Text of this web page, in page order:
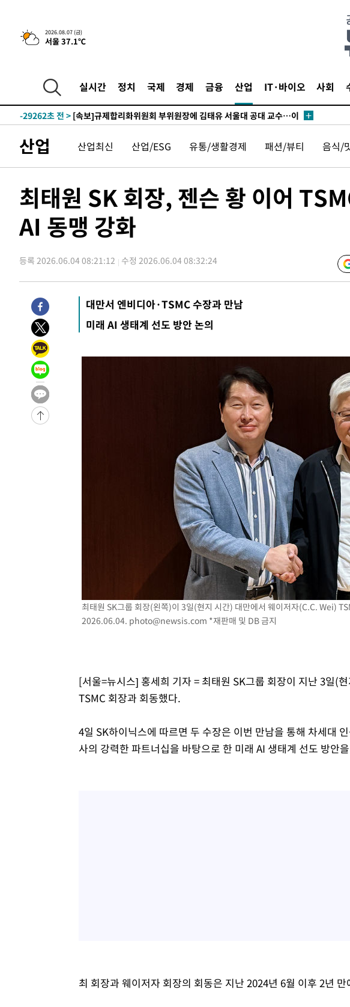
2026.08.07 (금)
서울 37.1℃
실시간 정치 국제 경제 금융 산업 IT·바이오 사회
-2341초 전 > 이란, 호르무즈서 "적국 목표물들"과 대치로 남부 케슘섬에서 두차
-30269초 전 >
외신들도 주목한 韓축구 파문…"국민적 공분에 수사 재개"
-30240초 전 >
-29262초 전 > [속보]규제합리화위원회 부위원장에 김태유 서울대 공대 교수…이
-20945초 전 >
[속보] 7월 중국 수출 23.9%↑ 수입 27.5%↑…무역총액
-18105초 전 >[속보]'채상병 순직 책임' 임성근, 항소심도 징역 3년
-14571초 전 >민주 콩고 에볼라환자 4천명 돌파, 4053명 발생 1850명 사망
-13821초 전 >[속보]'300억원대 사기 혐의' 차가원 대표 구속 송치
-13015초 전 > "미 전국적 살모네라 식중독 원인은 멕시코산 할라피뇨"-- CDC
-11409초 전 >[속보]합수본, '투표율 허위 입력' 중앙·서울·경기도 선관위 등 9곳
압수수색
-11164초 전 >[속보]원·달러 환율, 오전 9시 1423.8원
-10960초 전 >
[속보]삼성전자·SK하이닉스 동반 강보합…1%대 상승 출발
-10946초 전 >
[속보]코스닥, 5.95포인트(0.74%) 상승한 807.62개장
-10914초 전 >
[속보]코스피, 6300선 재탈환…1.09% 오른 6365.07 개장
-8079초 전 >
-7377초 전 >
입추에도 극한더위…서울 낮 39도 '폭염중대경보'
-2341초 전 >
이란, 호르무즈서 "적국 목표물들"과 대치로 남부 케슘섬에서 두차
례 큰 폭발음
-31396초 전 >
[속보]종합특검, '계엄 수용공간 확보' 신용해 前교정본부장 기소
-30269초 전 >
외신들도 주목한 韓축구 파문…"국민적 공분에 수사 재개"
11시간 압수수색에 성접대 파문까지…'쑥대밭' 된 축구협회
[속보]규제합리화위원회 부위원장에 김태유 서울대 공대 교수…이
[속보]국힘 윤리위, '돌려차기 발언' 진종오·서범수 징계 절차 개시
[속보] 7월 중국 수출 23.9%↑ 수입 27.5%↑…무역총액
[속보]'채상병 순직 책임' 임성근, 항소심도 징역 3년
[속보]종합특검, '관저이전 봐주기 감사' 유병호 구속기소
민주 콩고 에볼라환자 4천명 돌파, 4053명 발생 1850명 사망
[속보]'300억원대 사기 혐의' 차가원 대표 구속 송치
"미 전국적 살모네라 식중독 원인은 멕시코산 할라피뇨"-- CDC
[속보]경찰·노동부, HL만도 평택사업장 끼임 사망 관련 압수수색
[속보]합수본, '투표율 허위 입력' 중앙·서울·경기도 선관위 등 9곳
[속보]원·달러 환율, 오전 9시 1423.8원
시리아 다마스쿠스 교외에서 미니버스 폭발.. 14명 부상, 3명은 중태
입추에도 극한더위…서울 낮 39도 '폭염중대경보'
산업 산업최신 산업/ESG 유통/생활경제 패션/뷰티 음식/
최태원 SK 회장, 젠슨 황 이어
AI 동맹 강화
등록 2026.06.04 08:21:12 수정 2026.06.04 08:32:24
대만서 엔비디아·TSMC 수장과 만남
미래 AI 생태계 선도 방안 논의
최태원 SK그룹 회장(왼쪽)이 3일(현지 시간) 대만에서 웨이저자(C.C. Wei)
2026.06.04. photo@newsis.com *재판매 및 DB 금지
[서울=뉴시스] 홍세희 기자 = 최태원 SK그룹 회장이 지난 3일(
TSMC 회장과 회동했다.
4일 SK하이닉스에 따르면 두 수장은 이번 만남을 통해 차세대
사의 강력한 파트너십을 바탕으로 한 미래 AI 생태계 선도 방안
최 회장과 웨이저자 회장의 회동은 지난 2024년 6월 이후 2년